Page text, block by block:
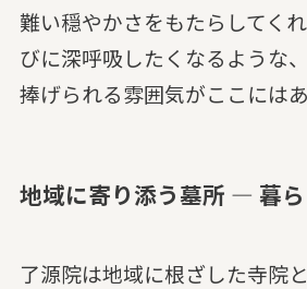
難い穏やかさをもたらしてく
びに深呼吸したくなるような
捧げられる雰囲気がここにはあ
地域に寄り添う墓所 — 暮
了源院は地域に根ざした寺院